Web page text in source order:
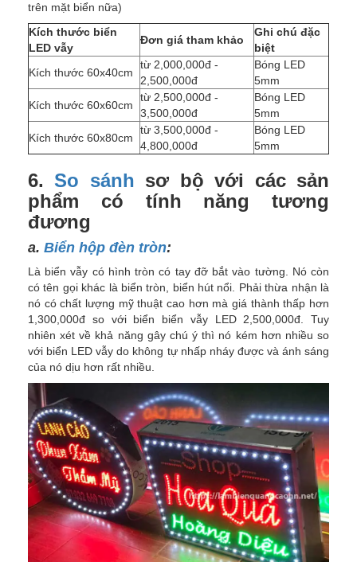
trên mặt biển nữa)
Kích thước biển
LED vẫy
Đơn giá tham khảo
Ghi chú đặc
biệt
Kích thước 60x40cm
từ 2,000,000đ -
2,500,000đ
Bóng LED
5mm
Kích thước 60x60cm
từ 2,500,000đ -
3,500,000đ
Bóng LED
5mm
Kích thước 60x80cm
từ 3,500,000đ -
4,800,000đ
Bóng LED
5mm
6.So sánh sơ bộ với các sản
phẩm có tính năng tương
đương
a. Biển hộp đèn tròn:
Là biển vẫy có hình tròn có tay đỡ bắt vào tường. Nó còn
có tên gọi khác là biển tròn, biển hút nổi. Phải thừa nhận là
nó có chất lượng mỹ thuật cao hơn mà giá thành thấp hơn
1,300,000đ so với biển biển vẫy LED 2,500,000đ. Tuy
nhiên xét về khả năng gây chú ý thì nó kém hơn nhiều so
với biển LED vẫy do không tự nhấp nháy được và ánh sáng
của nó dịu hơn rất nhiều.